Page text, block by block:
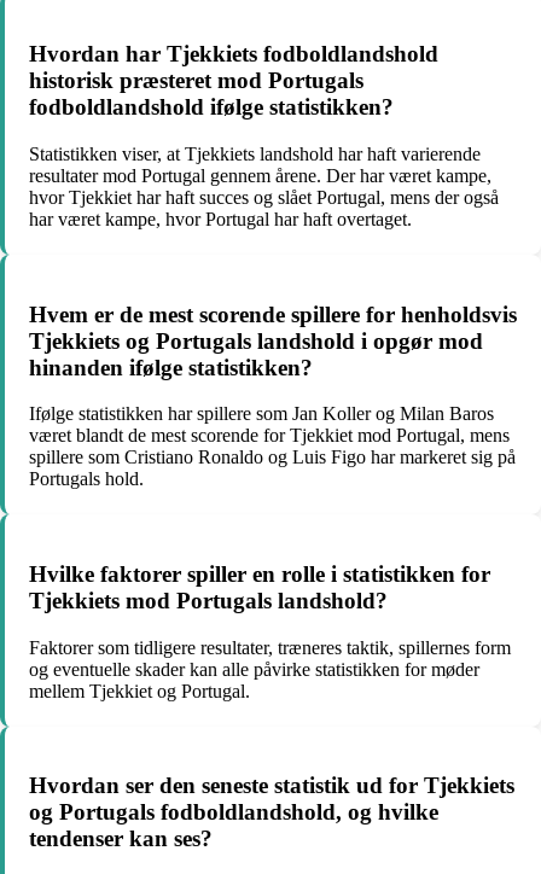
Hvordan har Tjekkiets fodboldlandshold
historisk præsteret mod Portugals
fodboldlandshold ifølge statistikken?
Statistikken viser, at Tjekkiets landshold har haft varierende
resultater mod Portugal gennem årene. Der har været kampe,
hvor Tjekkiet har haft succes og slået Portugal, mens der også
har været kampe, hvor Portugal har haft overtaget.
Hvem er de mest scorende spillere for henholdsvis
Tjekkiets og Portugals landshold i opgør mod
hinanden ifølge statistikken?
Ifølge statistikken har spillere som Jan Koller og Milan Baros
været blandt de mest scorende for Tjekkiet mod Portugal, mens
spillere som Cristiano Ronaldo og Luis Figo har markeret sig på
Portugals hold.
Hvilke faktorer spiller en rolle i statistikken for
Tjekkiets mod Portugals landshold?
Faktorer som tidligere resultater, træneres taktik, spillernes form
og eventuelle skader kan alle påvirke statistikken for møder
mellem Tjekkiet og Portugal.
Hvordan ser den seneste statistik ud for Tjekkiets
og Portugals fodboldlandshold, og hvilke
tendenser kan ses?